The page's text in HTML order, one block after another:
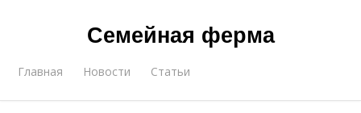
Семейная ферма
Главная Новости Статьи